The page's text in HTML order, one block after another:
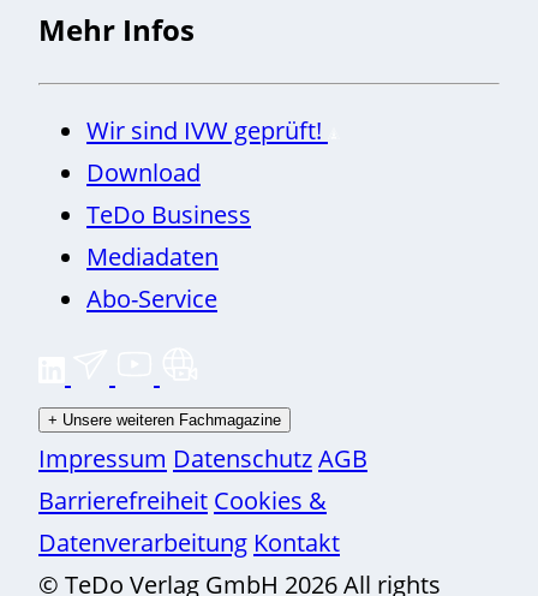
Mehr Infos
Wir sind IVW geprüft!
Download
TeDo Business
Mediadaten
Abo-Service
+ Unsere weiteren Fachmagazine
Impressum DatenschutzAGB
Barrierefreiheit Cookies &
Datenverarbeitung Kontakt
© TeDo Verlag GmbH 2026 All rights